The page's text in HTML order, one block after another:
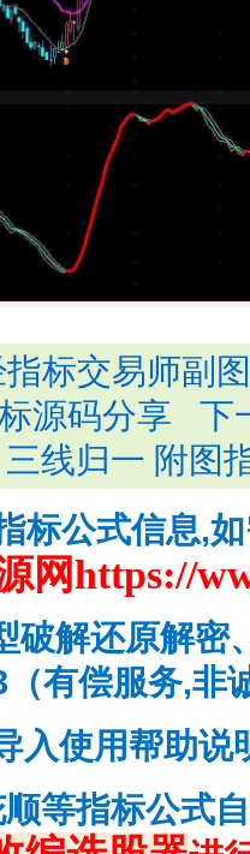
标交易师副
源码分享
下
线归一 附图
标公式信息,
网https://
破解还原解密
有偿服务,非
入使用帮助说
等指标公式